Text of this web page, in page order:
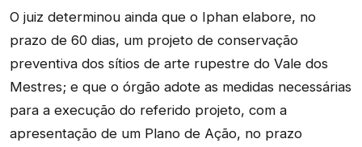
O juiz determinou ainda que o Iphan elabore, no
prazo de 60 dias, um projeto de conservação
preventiva dos sítios de arte rupestre do Vale dos
Mestres; e que o órgão adote as medidas necessárias
para a execução do referido projeto, com a
apresentação de um Plano de Ação, no prazo